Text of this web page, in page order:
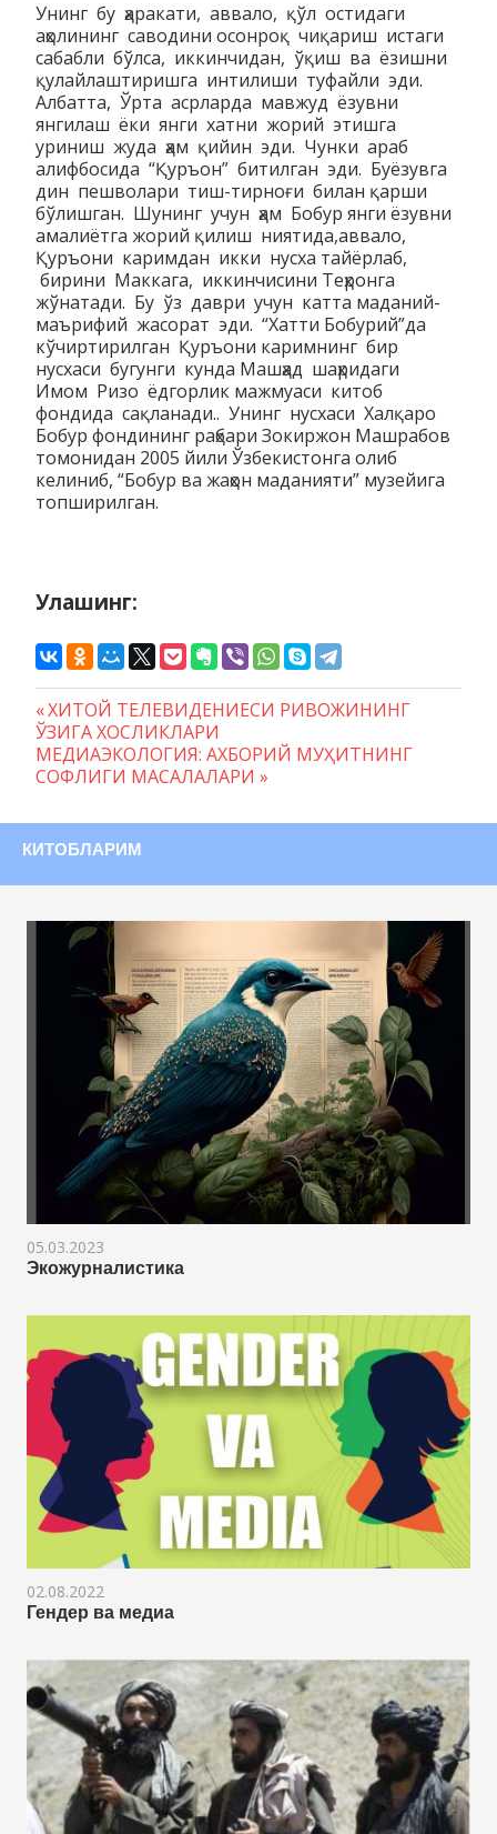
Унинг бу ҳаракати, аввало, қўл остидаги
аҳолининг саводини осонроқ чиқариш истаги
сабабли бўлса, иккинчидан, ўқиш ва ёзишни
қулайлаштиришга интилиши туфайли эди.
Албатта, Ўрта асрларда мавжуд ёзувни
янгилаш ёки янги хатни жорий этишга
уриниш жуда ҳам қийин эди. Чунки араб
алифбосида “Қуръон” битилган эди. Буёзувга
дин пешволари тиш-тирноғи билан қарши
бўлишган. Шунинг учун ҳам Бобур янги ёзувни
амалиётга жорий қилиш ниятида,аввало,
Қуръони каримдан икки нусха тайёрлаб,
бирини Маккага, иккинчисини Теҳронга
жўнатади. Бу ўз даври учун катта маданий-
маърифий жасорат эди. “Хатти Бобурий”да
кўчиртирилган Қуръони каримнинг бир
нусхаси бугунги кунда Машҳад шаҳридаги
Имом Ризо ёдгорлик мажмуаси китоб
фондида сақланади.. Унинг нусхаси Халқаро
Бобур фондининг раҳбари Зокиржон Машрабов
томонидан 2005 йили Ўзбекистонга олиб
келиниб, “Бобур ва жаҳон маданияти” музейига
топширилган.
Улашинг:
Навигация
по
Предыдущая
запись:
ХИТОЙ ТЕЛЕВИДЕНИЕСИ РИВОЖИНИНГ
ЎЗИГА ХОСЛИКЛАРИ
Следующая
запись:
МЕДИАЭКОЛОГИЯ: АХБОРИЙ МУҲИТНИНГ
СОФЛИГИ МАСАЛАЛАРИ
КИТОБЛАРИМ
05.03.2023
Экожурналистика
02.08.2022
Гендер ва медиа